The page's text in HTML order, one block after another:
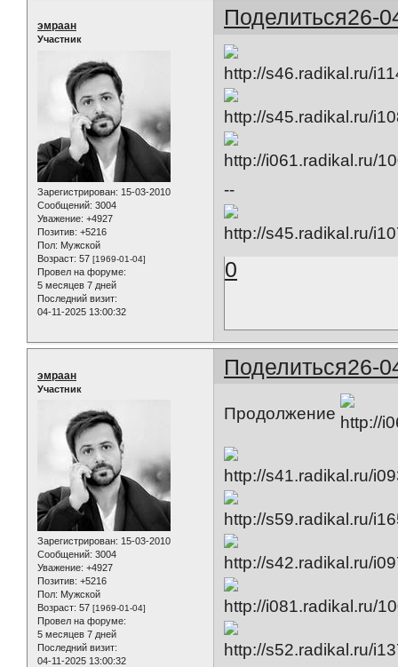
Поделиться26-
эмраан
Участник
Зарегистрирован: 15-03-2010
Сообщений: 3004
Уважение: +4927
Позитив: +5216
Пол: Мужской
Возраст: 57 [1969-01-04]
Провел на форуме:
5 месяцев 7 дней
Последний визит:
04-11-2025 13:00:32
--
0
Поделиться26-
эмраан
Участник
Зарегистрирован: 15-03-2010
Сообщений: 3004
Уважение: +4927
Позитив: +5216
Пол: Мужской
Возраст: 57 [1969-01-04]
Провел на форуме:
5 месяцев 7 дней
Последний визит:
04-11-2025 13:00:32
Продолжение